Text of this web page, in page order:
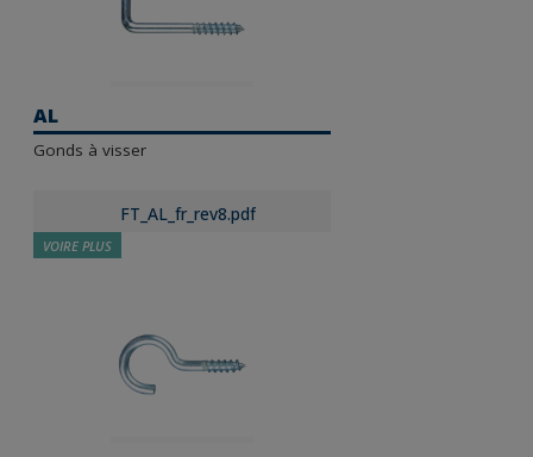
AL
Gonds à visser
FT_AL_fr_rev8.pdf
VOIRE PLUS